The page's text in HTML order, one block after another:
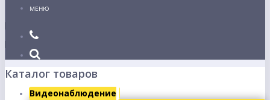
МЕНЮ
Каталог товаров
Видеонаблюдение